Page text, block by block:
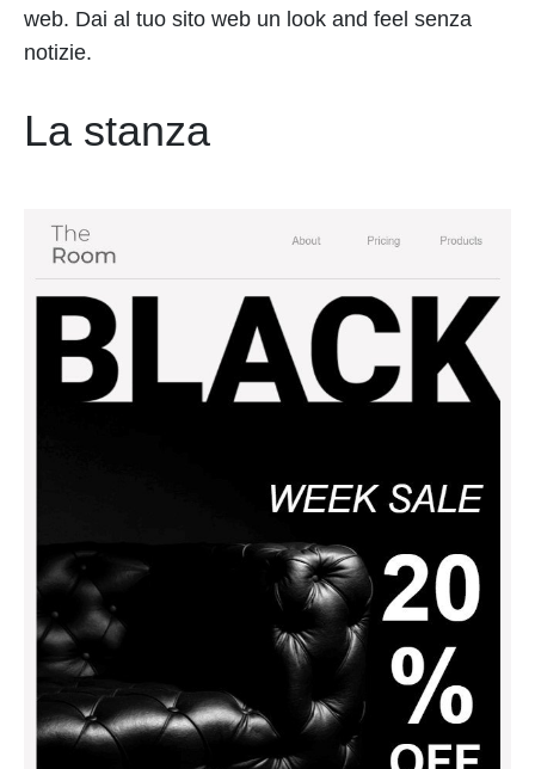
web. Dai al tuo sito web un look and feel senza
notizie.
La stanza